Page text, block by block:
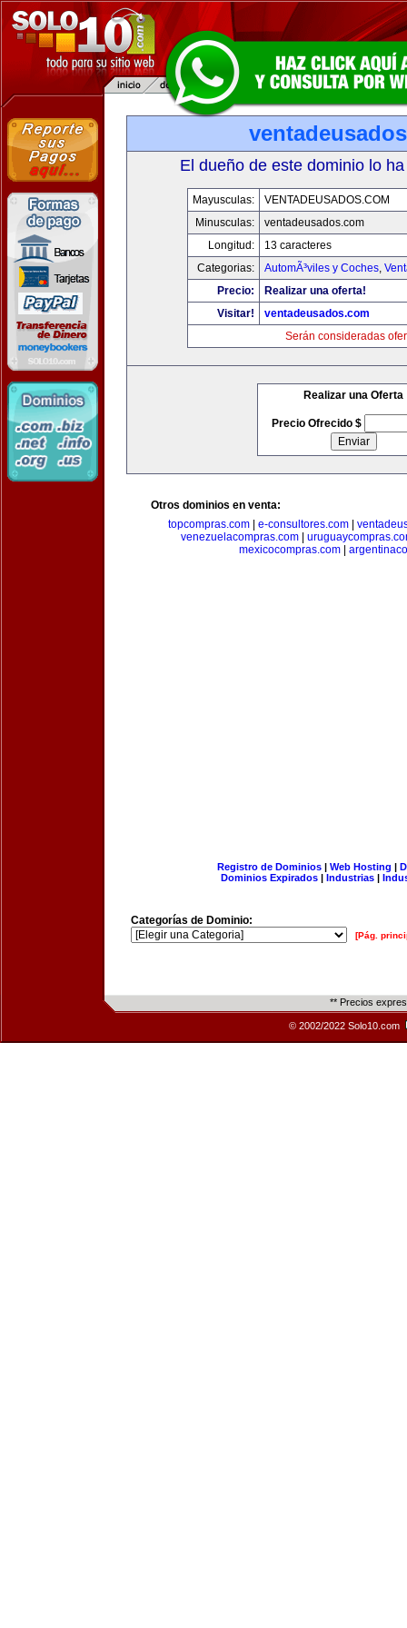
El dueño de este dominio lo
Mayusculas:
VENTADEUSADOS.COM
Minusculas:
ventadeusados.com
Longitud:
13 caracteres
Categorias:
AutomÃ³viles y Coches,
Precio:
Realizar una oferta!
Visitar!
ventadeusados.com
Serán consideradas
Realizar una Oferta
Precio Ofrecido $
Otros dominios en venta:
topcompras.com
e-consultores.com
venezuelacompras.com|
mexicocompras.com
Registro de Dominios| Web Hosting |
Dominios Expirados | Industrias |
Categorías de Dominio:
[Pág.
** Precios
© 2002/2022 Solo10.com